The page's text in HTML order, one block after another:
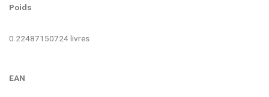
Poids
0.22487150724 livres
EAN